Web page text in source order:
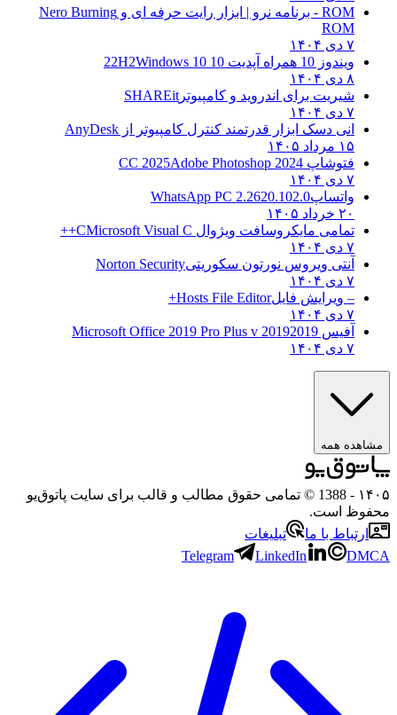
ROM - برنامه نرو | ابزار رایت حرفه ای و
Nero Burning
ویندوز 10 همراه آپدیت 10 22H2
Windows 10
شیریت برای اندروید و کامپیوترSHAREit
انی دسک ابزار قدرتمند کنترل کامپیوتر ازAnyDesk
فتوشاپ CC 2025Adobe Photoshop 2024
واتساپWhatsApp PC 2.2620.102.0
تمامی مایکروسافت ویژوال CMicrosoft Visual C++
آنتی ویروس نورتون سکوریتیNorton Security
– ویرایش فایلHosts File Editor+
آفیس 2019
2019 Microsoft Office 2019 Pro Plus v
همه
- 1388 © تمامی حقوق مطالب و قالب برای سایت پاتوق‌یو
است.
با ما
تبلیغات
Telegram
LinkedIn